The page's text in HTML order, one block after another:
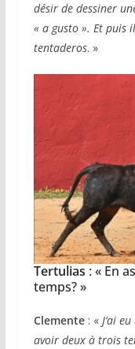
désir de dessiner
« a gusto ». Et puis
tentaderos. »
Tertulias : « En
temps? »
Clemente : « J’ai
avoir deux à trois